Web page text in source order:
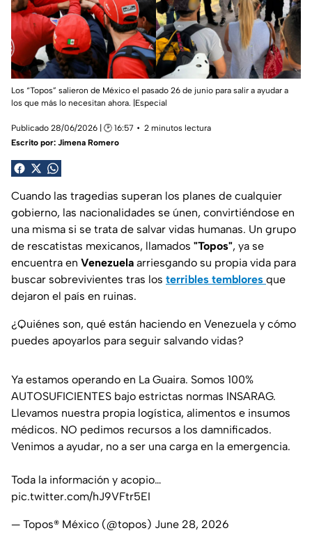
Los “Topos” salieron de México el pasado 26 de junio para salir a ayudar a
los que más lo necesitan ahora. |Especial
Publicado 28/06/2026 | 🕑 16:57
2 minutos lectura
Escrito por: Jimena Romero
Cuando las tragedias superan los planes de cualquier
gobierno, las nacionalidades se únen, convirtiéndose en
una misma si se trata de salvar vidas humanas. Un grupo
de rescatistas mexicanos, llamados "Topos", ya se
encuentra en Venezuela arriesgando su propia vida para
buscar sobrevivientes tras los terribles temblores que
dejaron el país en ruinas.
¿Quiénes son, qué están haciendo en Venezuela y cómo
puedes apoyarlos para seguir salvando vidas?
Ya estamos operando en La Guaira. Somos 100%
AUTOSUFICIENTES bajo estrictas normas INSARAG.
Llevamos nuestra propia logística, alimentos e insumos
médicos. NO pedimos recursos a los damnificados.
Venimos a ayudar, no a ser una carga en la emergencia.
Toda la información y acopio…
pic.twitter.com/hJ9VFtr5EI
— Topos® México (@topos) June 28, 2026